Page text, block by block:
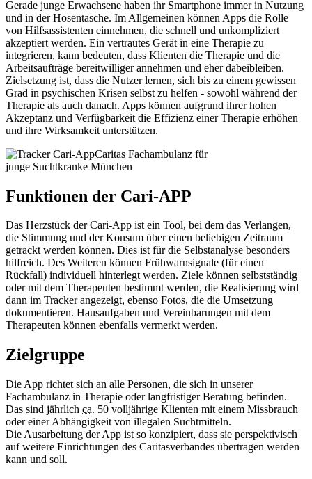
Gerade junge Erwachsene haben ihr Smartphone immer in Nutzung
und in der Hosentasche. Im Allgemeinen können Apps die Rolle
von Hilfsassistenten einnehmen, die schnell und unkompliziert
akzeptiert werden. Ein vertrautes Gerät in eine Therapie zu
integrieren, kann bedeuten, dass Klienten die Therapie und die
Arbeitsaufträge bereitwilliger annehmen und eher dabeibleiben.
Zielsetzung ist, dass die Nutzer lernen, sich bis zu einem gewissen
Grad in psychischen Krisen selbst zu helfen - sowohl während der
Therapie als auch danach. Apps können aufgrund ihrer hohen
Akzeptanz und Verfügbarkeit die Effizienz einer Therapie erhöhen
und ihre Wirksamkeit unterstützen.
Caritas Fachambulanz für
junge Suchtkranke München
Funktionen der Cari-APP
Das Herzstück der Cari-App ist ein Tool, bei dem das Verlangen,
die Stimmung und der Konsum über einen beliebigen Zeitraum
getrackt werden können. Dies ist für die Selbstanalyse besonders
hilfreich. Des Weiteren können Frühwarnsignale (für einen
Rückfall) individuell hinterlegt werden. Ziele können selbstständig
oder mit dem Therapeuten bestimmt werden, die Realisierung wird
dann im Tracker angezeigt, ebenso Fotos, die die Umsetzung
dokumentieren. Hausaufgaben und Vereinbarungen mit dem
Therapeuten können ebenfalls vermerkt werden.
Zielgruppe
Die App richtet sich an alle Personen, die sich in unserer
Fachambulanz in Therapie oder langfristiger Beratung befinden.
Das sind jährlich ca. 50 volljährige Klienten mit einem Missbrauch
oder einer Abhängigkeit von illegalen Suchtmitteln.
Die Ausarbeitung der App ist so konzipiert, dass sie perspektivisch
auf weitere Einrichtungen des Caritasverbandes übertragen werden
kann und soll.